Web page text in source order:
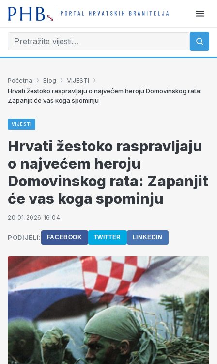
Početna › Blog › VIJESTI ›
Hrvati žestoko raspravljaju o najvećem heroju Domovinskog rata:
Zapanjit će vas koga spominju
VIJESTI
Hrvati žestoko raspravljaju
o najvećem heroju
Domovinskog rata: Zapanjit
će vas koga spominju
20.01.2026 16:04
PODIJELI: FACEBOOK TWITTER LINKEDIN